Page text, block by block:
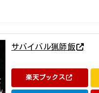
サバイバル猟師飯
楽天ブックス